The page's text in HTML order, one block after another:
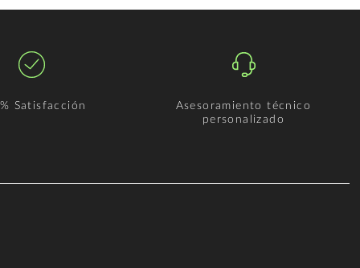
Satisfacción
Asesoramiento técnico
personalizado